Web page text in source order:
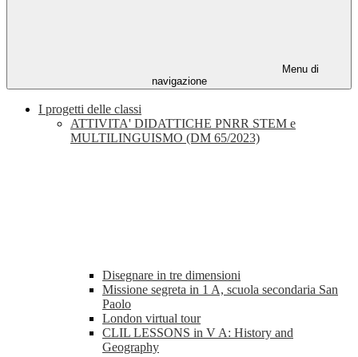
Menu di
navigazione
I progetti delle classi
ATTIVITA' DIDATTICHE PNRR STEM e
MULTILINGUISMO (DM 65/2023)
Disegnare in tre dimensioni
Missione segreta in 1 A, scuola secondaria San
Paolo
London virtual tour
CLIL LESSONS in V A: History and
Geography